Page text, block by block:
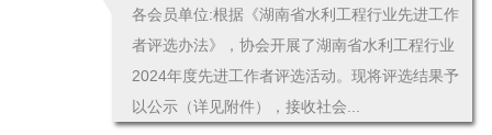
各会员单位:根据《湖南省水利工程行业先进工作
者评选办法》，协会开展了湖南省水利工程行业
2024年度先进工作者评选活动。现将评选结果予
以公示（详见附件），接收社会...